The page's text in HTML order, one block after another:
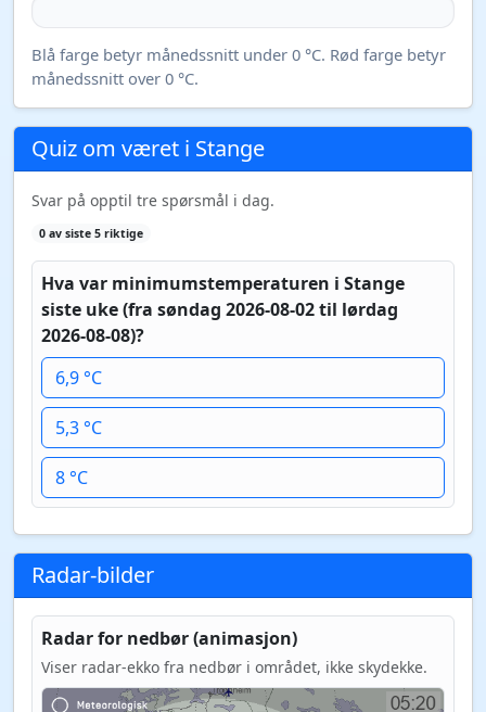
Blå farge betyr månedssnitt under 0 °C. Rød farge betyr
månedssnitt over 0 °C.
Quiz om været i Stange
Svar på opptil tre spørsmål i dag.
0 av siste 5 riktige
Hva var minimumstemperaturen i Stange
siste uke (fra søndag 2026-08-02 til lørdag
2026-08-08)?
6,9 °C
5,3 °C
8 °C
Radar-bilder
Radar for nedbør (animasjon)
Viser radar-ekko fra nedbør i området, ikke skydekke.